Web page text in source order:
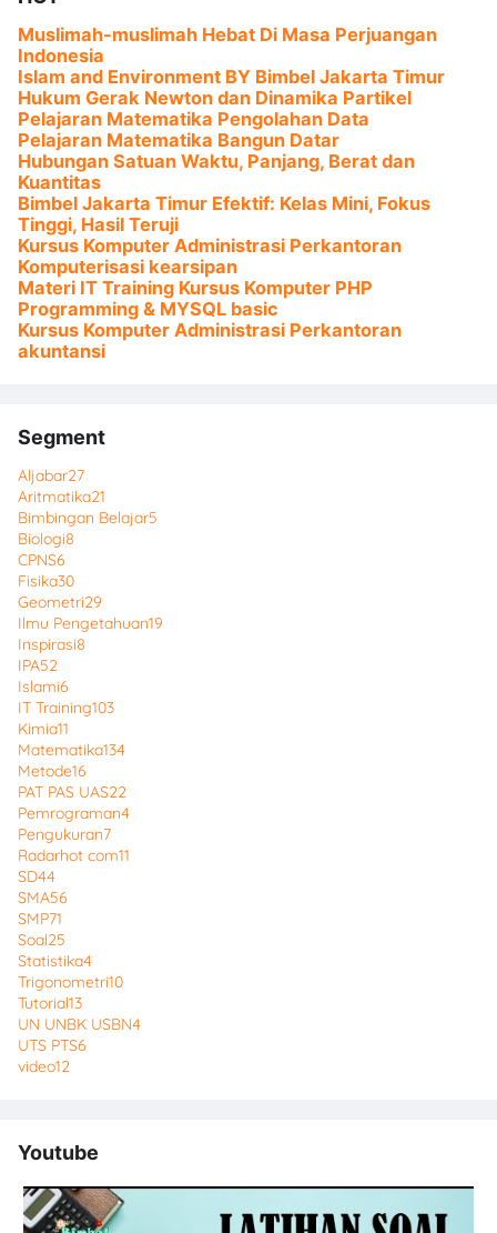
Muslimah-muslimah Hebat Di Masa Perjuangan
Indonesia
Islam and Environment BY Bimbel Jakarta Timur
Hukum Gerak Newton dan Dinamika Partikel
Pelajaran Matematika Pengolahan Data
Pelajaran Matematika Bangun Datar
Hubungan Satuan Waktu, Panjang, Berat dan
Kuantitas
Bimbel Jakarta Timur Efektif: Kelas Mini, Fokus
Tinggi, Hasil Teruji
Kursus Komputer Administrasi Perkantoran
Komputerisasi kearsipan
Materi IT Training Kursus Komputer PHP
Programming & MYSQL basic
Kursus Komputer Administrasi Perkantoran
akuntansi
Segment
Aljabar27
Aritmatika21
Bimbingan Belajar5
Biologi8
CPNS6
Fisika30
Geometri29
Ilmu Pengetahuan19
Inspirasi8
IPA52
Islami6
IT Training103
Kimia11
Matematika134
Metode16
PAT PAS UAS22
Pemrograman4
Pengukuran7
Radarhot com11
SD44
SMA56
SMP71
Soal25
Statistika4
Trigonometri10
Tutorial13
UN UNBK USBN4
UTS PTS6
video12
Youtube